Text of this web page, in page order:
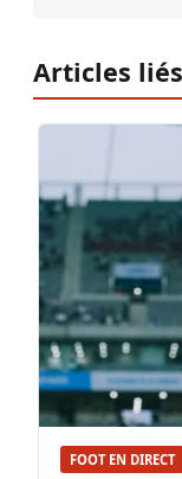
Articles liés
FOOT EN DIRECT